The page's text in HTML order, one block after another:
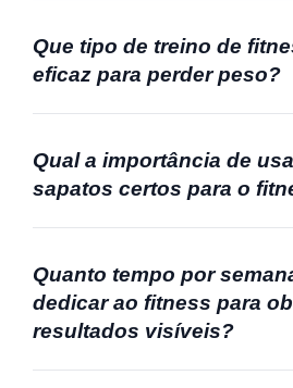
Que tipo de treino de
eficaz para perder peso?
Qual a importância de
sapatos certos para o
Quanto tempo por
dedicar ao fitness para
resultados visíveis?